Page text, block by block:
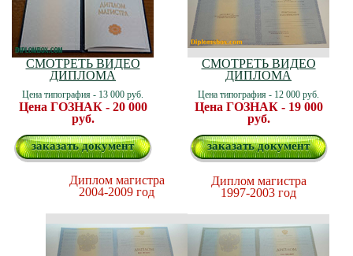
СМОТРЕТЬ ВИДЕО
ДИПЛОМА
Цена типография - 13 000 руб.
Цена ГОЗНАК - 20 000
руб.
заказать документ
СМОТРЕТЬ ВИДЕО
ДИПЛОМА
Цена типография - 12 000 руб.
Цена ГОЗНАК - 19 000
руб.
заказать документ
Диплом магистра
2004-2009 год
Диплом магистра
1997-2003 год